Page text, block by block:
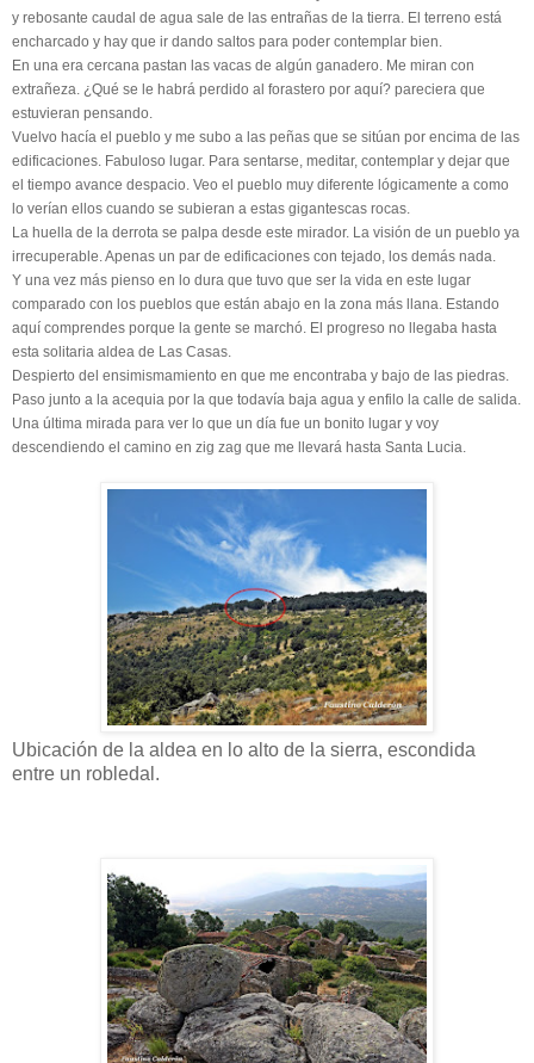
y rebosante caudal de agua sale de las entrañas de la tierra. El terreno está
encharcado y hay que ir dando saltos para poder contemplar bien.
En una era cercana pastan las vacas de algún ganadero. Me miran con
extrañeza. ¿Qué se le habrá perdido al forastero por aquí? pareciera que
estuvieran pensando.
Vuelvo hacía el pueblo y me subo a las peñas que se sitúan por encima de las
edificaciones. Fabuloso lugar. Para sentarse, meditar, contemplar y dejar que
el tiempo avance despacio. Veo el pueblo muy diferente lógicamente a como
lo verían ellos cuando se subieran a estas gigantescas rocas.
La huella de la derrota se palpa desde este mirador. La visión de un pueblo ya
irrecuperable. Apenas un par de edificaciones con tejado, los demás nada.
Y una vez más pienso en lo dura que tuvo que ser la vida en este lugar
comparado con los pueblos que están abajo en la zona más llana. Estando
aquí comprendes porque la gente se marchó. El progreso no llegaba hasta
esta solitaria aldea de Las Casas.
Despierto del ensimismamiento en que me encontraba y bajo de las piedras.
Paso junto a la acequia por la que todavía baja agua y enfilo la calle de salida.
Una última mirada para ver lo que un día fue un bonito lugar y voy
descendiendo el camino en zig zag que me llevará hasta Santa Lucia.
Ubicación de la aldea en lo alto de la sierra, escondida
entre un robledal.